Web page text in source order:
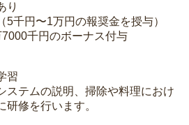
り
5千円〜1万円の報奨金を授与）
7000千円のボーナス付与
習
ステムの説明、掃除や料理におけ
研修を行います。